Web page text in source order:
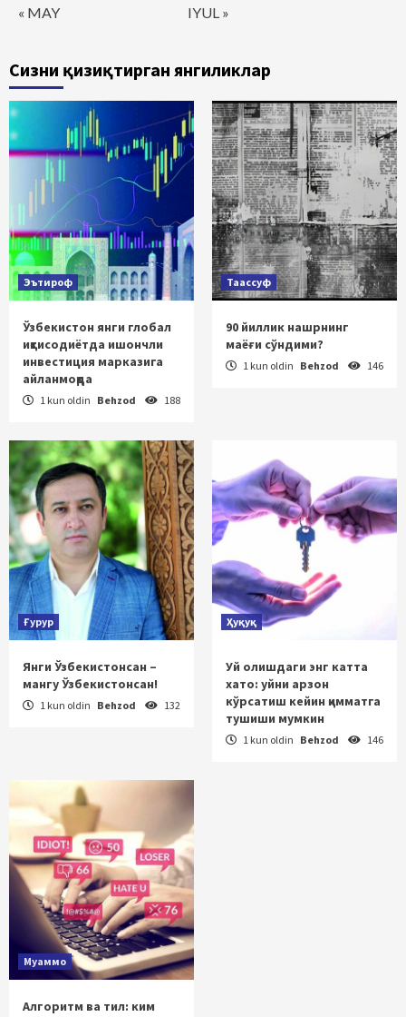
« MAY IYUL »
Сизни қизиқтирган янгиликлар
Эътироф
Ўзбекистон янги глобал
иқтисодиётда ишончли
инвестиция марказига
айланмоқда
1 kun oldin Behzod 188
Таассуф
90 йиллик нашрнинг
маёғи сўндими?
1 kun oldin Behzod 146
Ғурур
Янги Ўзбекистонсан –
мангу Ўзбекистонсан!
1 kun oldin Behzod 132
Ҳуқуқ
Уй олишдаги энг катта
хато: уйни арзон
кўрсатиш кейин қимматга
тушиши мумкин
1 kun oldin Behzod 146
Муаммо
Алгоритм ва тил: ким